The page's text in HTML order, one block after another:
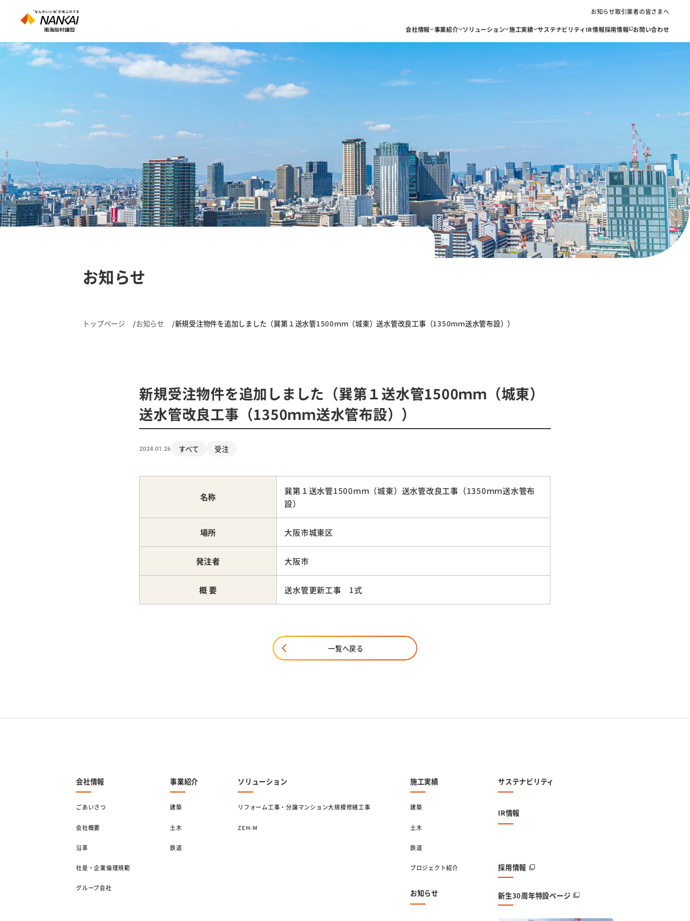
お知らせ取引業者の皆さまへ
会社情報 事業紹介 ソリューション 施工実績 サステナビリティ IR情報採用情報 お問い合わせ
お知らせ
トップページ お知らせ 新規受注物件を追加しました（巽第１送水管1500ｍｍ（城東）送水管改良工事（1350ｍｍ送水管布設））
新規受注物件を追加しました（巽第１送水管1500ｍｍ（城東）
送水管改良工事（1350ｍｍ送水管布設））
2024.01.26 すべて 受注
名称
巽第１送水管1500ｍｍ（城東）送水管改良工事（1350ｍｍ送水管布
設）
場所 大阪市城東区
発注者 大阪市
概 要 送水管更新工事 1式
一覧へ戻る
会社情報
ごあいさつ
会社概要
沿革
社是・企業倫理規範
グループ会社
事業紹介
建築
土木
鉄道
ソリューション
リフォーム工事・分譲マンション大規模修繕工事
ZEH-M
施工実績
建築
土木
鉄道
プロジェクト紹介
お知らせ
サステナビリティ
IR情報
採用情報
新生30周年特設ページ